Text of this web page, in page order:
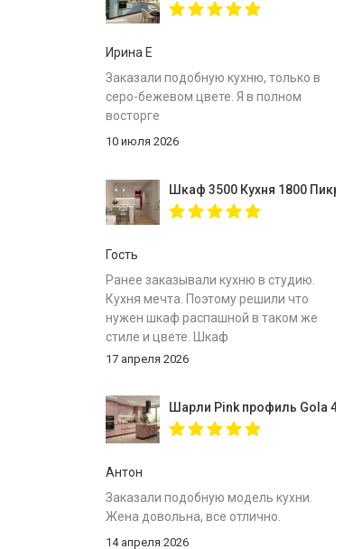
Ирина Е
Заказали подобную кухню, только в
серо-бежевом цвете. Я в полном
восторге
10 июля 2026
Шкаф 3500 Кухня 1800 Пикрит
Гость
Ранее заказывали кухню в студию.
Кухня мечта. Поэтому решили что
нужен шкаф распашной в таком же
стиле и цвете. Шкаф
собрали,инструкция
срок.Спасибо за вместительный
шкаф.
17 апреля 2026
Шарли Pink профиль Gola 4000
Антон
Заказали подобную модель кухни.
Жена довольна, все отлично.
14 апреля 2026